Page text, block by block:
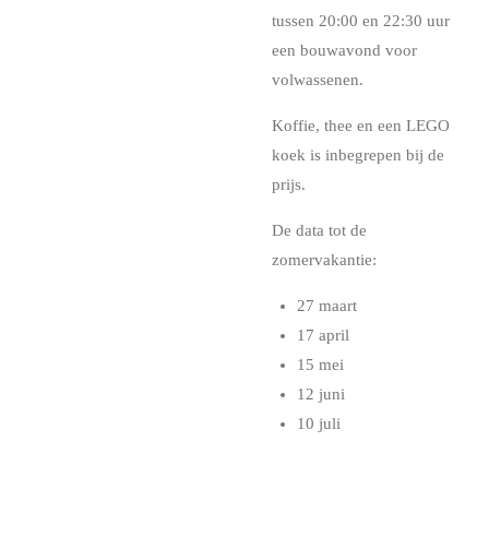
tussen 20:00 en 22:30 uur
een bouwavond voor
volwassenen.
Koffie, thee en een LEGO
koek is inbegrepen bij de
prijs.
De data tot de
zomervakantie:
27 maart
17 april
15 mei
12 juni
10 juli